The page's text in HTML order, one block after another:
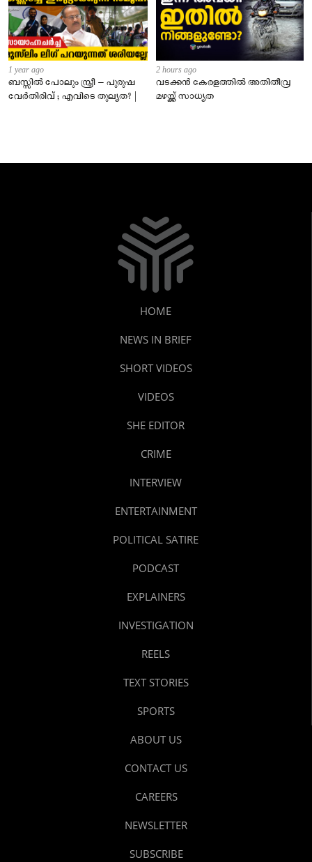
1 year ago
ബസ്സിൽ പോലും സ്ത്രീ – പുരുഷ
വേർതിരിവ് ; എവിടെ തുല്യത? |
2 hours ago
വടക്കൻ കേരളത്തിൽ അതിതീവ്ര
മഴയ്ക്ക് സാധ്യത
HOME
NEWS IN BRIEF
SHORT VIDEOS
VIDEOS
SHE EDITOR
CRIME
INTERVIEW
ENTERTAINMENT
POLITICAL SATIRE
PODCAST
EXPLAINERS
INVESTIGATION
REELS
TEXT STORIES
SPORTS
ABOUT US
CONTACT US
CAREERS
NEWSLETTER
SUBSCRIBE